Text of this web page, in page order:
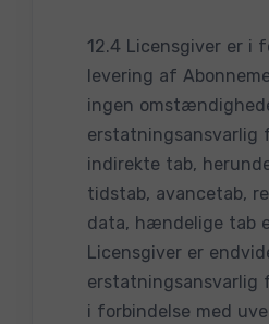
12.4 Licensgiver er i
levering af
ingen
erstatningsansvarlig
indirekte tab,
tidstab, avancetab,
data, hændelige tab
Licensgiver er
erstatningsansvarlig
i forbindelse med